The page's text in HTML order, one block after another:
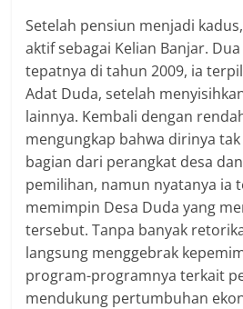
Setelah pensiun menjadi
aktif sebagai Kelian Banjar.
tepatnya di tahun 2009, ia
Adat Duda, setelah
lainnya. Kembali dengan
mengungkap bahwa dirinya
bagian dari perangkat desa
pemilihan, namun nyatanya ia
memimpin Desa Duda yang
tersebut. Tanpa banyak
langsung menggebrak
program-programnya terkait
mendukung pertumbuhan